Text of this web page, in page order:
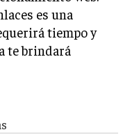
es una
tiempo y
te brindará